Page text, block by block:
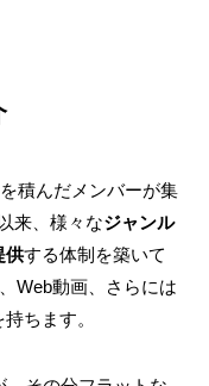
積んだメンバーが集
来、様々なジャンル
供する体制を築いて
Web動画、さらには
ちます。